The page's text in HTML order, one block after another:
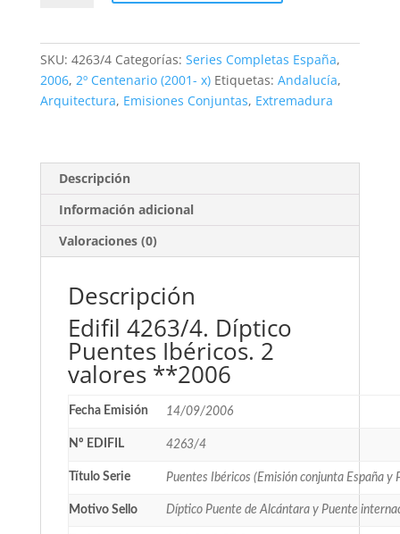
valores
**2006
SKU: 4263/4 Categorías: Series Completas España,
2006, 2º Centenario (2001- x) Etiquetas: Andalucía,
Arquitectura, Emisiones Conjuntas, Extremadura
Descripción
Información adicional
Valoraciones (0)
Descripción
Edifil 4263/4. Díptico
Puentes Ibéricos. 2
valores **2006
Fecha Emisión 14/09/2006
Nº EDIFIL 4263/4
Título Serie Puentes Ibéricos (Emisión conjunta España y
Motivo Sello Díptico Puente de Alcántara y Puente